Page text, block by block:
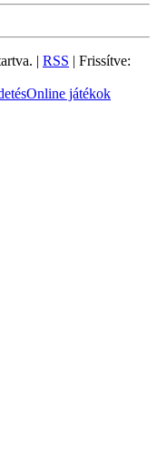
| RSS | Frissítve:
Online játékok